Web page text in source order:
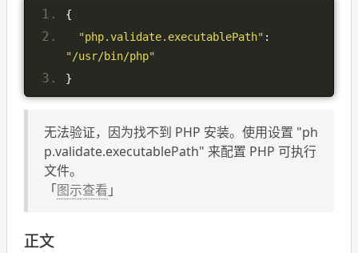
{
"php.validate.executablePath" :
"/usr/bin/php"
}
无法验证，因为找不到 PHP 安装。使用设置 "ph
p.validate.executablePath" 来配置 PHP 可执行
文件。
「图示查看 」
正文